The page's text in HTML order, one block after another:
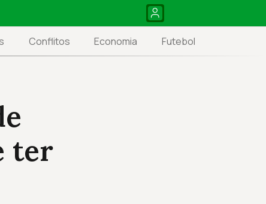
Conflitos Economia Futebol
ter